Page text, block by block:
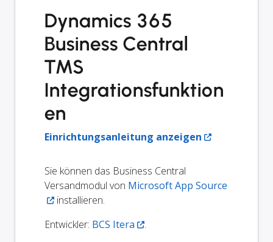
Dynamics 365
Business Central
TMS
Integrationsfunktion
en
Einrichtungsanleitung anzeigen
Sie können das Business Central
Versandmodul von Microsoft App Source
installieren.
Entwickler: BCS Itera .